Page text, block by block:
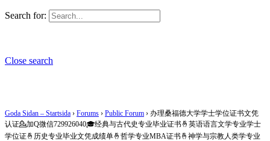
Search for:
Close search
Goda Sidan – Startsida › Forums › Public Forum › 办理桑福德大学学士学位证书文凭
认证💁加Q微信729926040🎓经典与古代史专业毕业证书🤞英语语言文学专业学士
学位证🤞历史专业毕业文凭成绩单🤞哲学专业MBA证书🤞神学与宗教人类学专业